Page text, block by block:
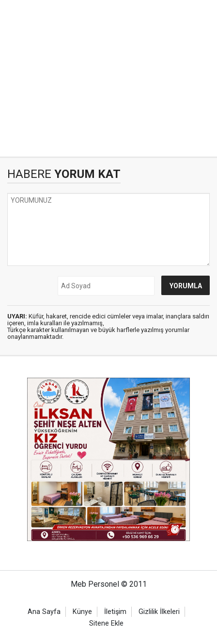
HABERE YORUM KAT
UYARI: Küfür, hakaret, rencide edici cümleler veya imalar, inançlara saldırı
içeren, imla kuralları ile yazılmamış,
Türkçe karakter kullanılmayan ve büyük harflerle yazılmış yorumlar
onaylanmamaktadır.
Meb Personel © 2011
Ana Sayfa Künye İletişim
Gizlilik İlkeleri
Sitene Ekle